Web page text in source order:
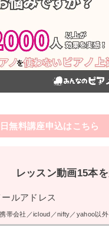
無料講座申込はこちら
レッスン動画15本
ールアドレス
携帯会社／icloud／nifty／yahoo以外